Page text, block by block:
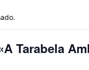
Tarabela